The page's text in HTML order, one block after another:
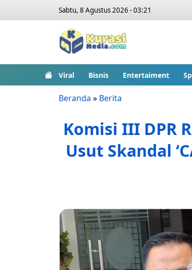
Sabtu, 8 Agustus 2026 - 03:21
Viral Bisnis Entertaiment
Beranda » Berita
Komisi III DPR
Usut Skandal